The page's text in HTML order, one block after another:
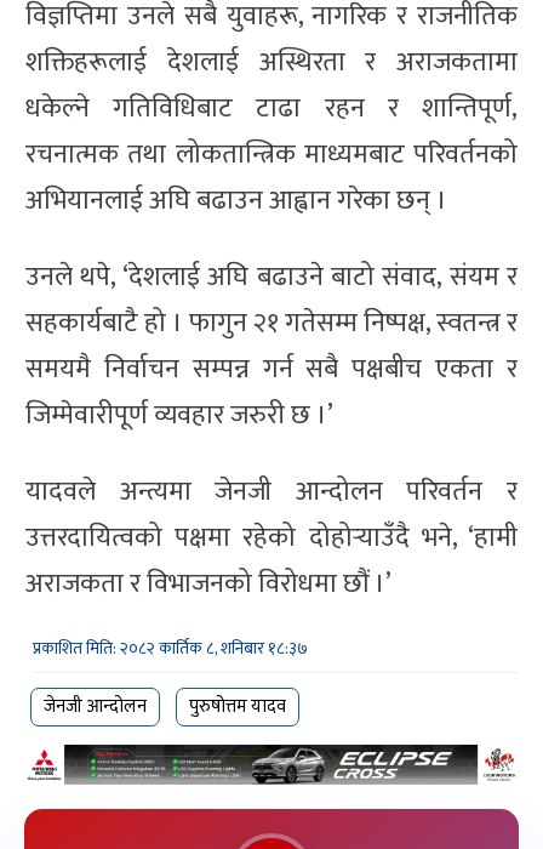
विज्ञप्तिमा उनले सबै युवाहरू, नागरिक र राजनीतिक
शक्तिहरूलाई देशलाई अस्थिरता र अराजकतामा
धकेल्ने गतिविधिबाट टाढा रहन र शान्तिपूर्ण,
रचनात्मक तथा लोकतान्त्रिक माध्यमबाट परिवर्तनको
अभियानलाई अघि बढाउन आह्वान गरेका छन् ।
उनले थपे, ‘देशलाई अघि बढाउने बाटो संवाद, संयम र
सहकार्यबाटै हो । फागुन २१ गतेसम्म निष्पक्ष, स्वतन्त्र र
समयमै निर्वाचन सम्पन्न गर्न सबै पक्षबीच एकता र
जिम्मेवारीपूर्ण व्यवहार जरुरी छ ।’
यादवले अन्त्यमा जेनजी आन्दोलन परिवर्तन र
उत्तरदायित्वको पक्षमा रहेको दोहोर्‍याउँदै भने, ‘हामी
अराजकता र विभाजनको विरोधमा छौं ।’
प्रकाशित मिति: २०८२ कार्तिक ८, शनिबार १८:३७
जेनजी आन्दोलन पुरुषोत्तम यादव